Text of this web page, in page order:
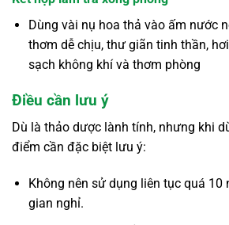
Dùng vài nụ hoa thả vào ấm nước
thơm dễ chịu, thư giãn tinh thần,
sạch không khí và thơm phòng
Điều cần lưu ý
Dù là thảo dược lành tính, nhưng khi
điểm cần đặc biệt lưu ý:
Không nên sử dụng liên tục quá 10
gian nghỉ.